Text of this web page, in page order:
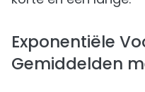
Exponentiële
Gemiddelden